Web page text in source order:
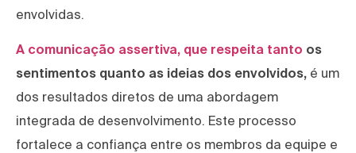
envolvidas.
A comunicação assertiva, que respeita tanto os
sentimentos quanto as ideias dos envolvidos, é um
dos resultados diretos de uma abordagem
integrada de desenvolvimento. Este processo
fortalece a confiança entre os membros da equipe e